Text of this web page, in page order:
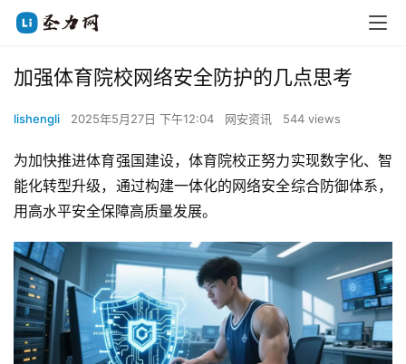
加强体育院校网络安全防护的几点思考
lishengli 2025年5月27日 下午12:04 网安资讯 544 views
为加快推进体育强国建设，体育院校正努力实现数字化、智
能化转型升级，通过构建一体化的网络安全综合防御体系，
用高水平安全保障高质量发展。